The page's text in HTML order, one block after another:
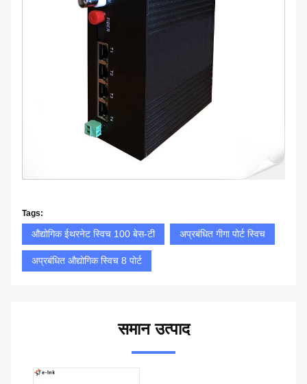
Tags:
औद्योगिक ईथरनेट स्विच 100 बेस-टी अप्रबंधित गीगा पोर्ट स्विच
अप्रबंधित औद्योगिक स्विच 8 पोर्ट
समान उत्पाद